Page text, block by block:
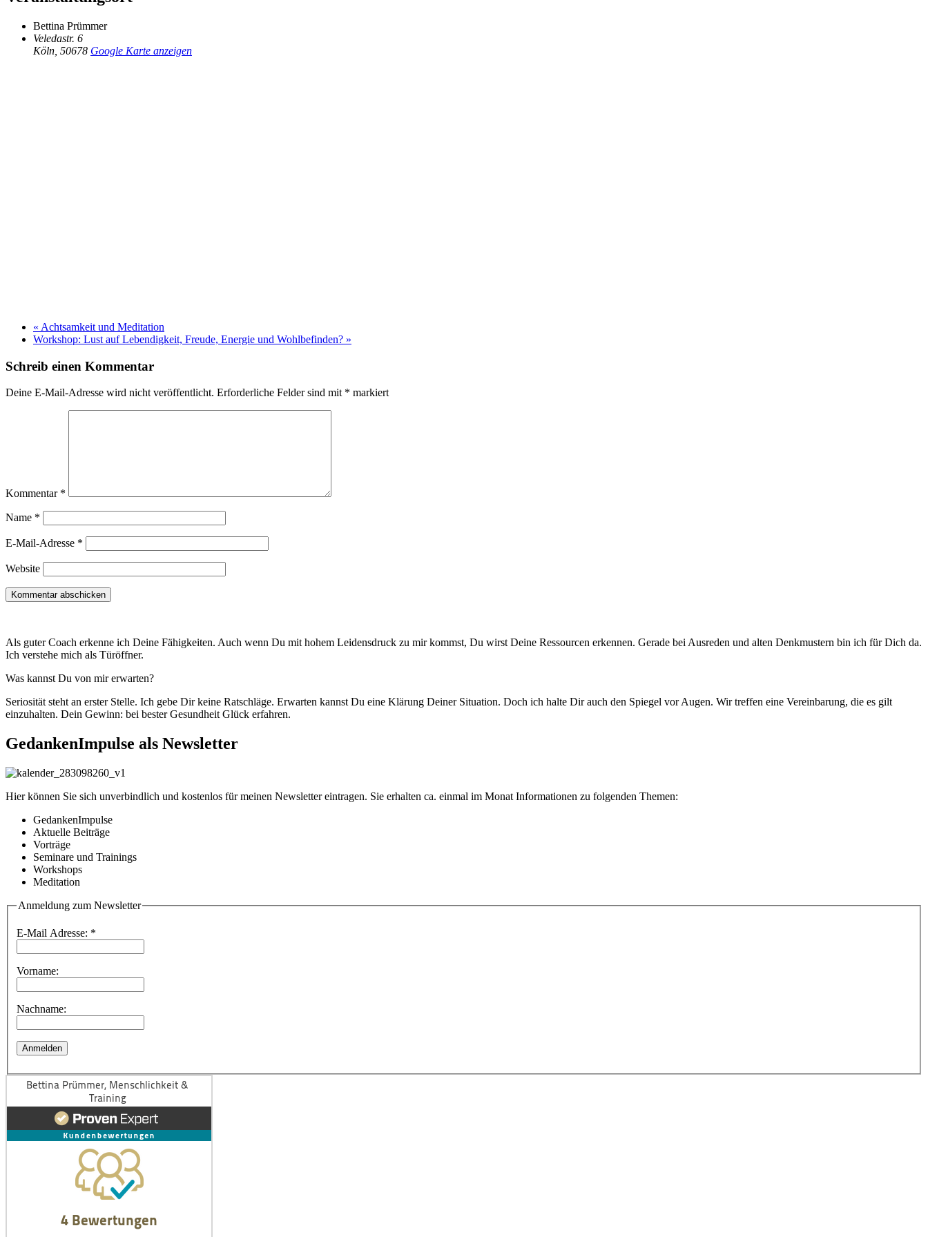
Bettina Prümmer
Veledastr. 6
Köln 50678 Google Karte anzeigen
« Achtsamkeit und Meditation
Workshop: Lust auf Lebendigkeit, Freude, Energie und Wohlbefinden? »
Schreib einen Kommentar
Deine E-Mail-Adresse wird nicht veröffentlicht. Erforderliche Felder sind mit * markiert
Kommentar *
Name *
E-Mail-Adresse *
Website
Als guter Coach erkenne ich Deine Fähigkeiten. Auch wenn Du mit hohem Leidensdruck zu mir kommst, Du wirst Deine Ressourcen erkennen. Gerade bei Ausreden und alten Denkmustern bin ich für Dich da.
Ich verstehe mich als Türöffner.
Was kannst Du von mir erwarten?
Seriosität steht an erster Stelle. Ich gebe Dir keine Ratschläge. Erwarten kannst Du eine Klärung Deiner Situation. Doch ich halte Dir auch den Spiegel vor Augen. Wir treffen eine Vereinbarung, die es gilt
einzuhalten. Dein Gewinn: bei bester Gesundheit Glück erfahren.
GedankenImpulse als Newsletter
Hier können Sie sich unverbindlich und kostenlos für meinen Newsletter eintragen. Sie erhalten ca. einmal im Monat Informationen zu folgenden Themen:
GedankenImpulse
Aktuelle Beiträge
Vorträge
Seminare und Trainings
Workshops
Meditation
Anmeldung zum Newsletter
E-Mail Adresse: *
Vorname:
Nachname: